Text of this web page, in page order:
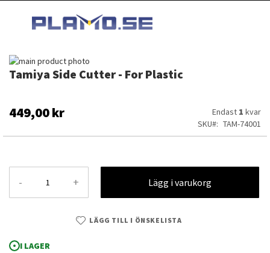
INNEHÅLLET
Tamiya Side Cutter - For Plastic
449,00 kr Endast 1 kvar
SKU
TAM-74001
- + Lägg i varukorg
LÄGG TILL I ÖNSKELISTA
I LAGER
Hoppa
till
bildgalleriet
Hoppa
av
bildgalleriet